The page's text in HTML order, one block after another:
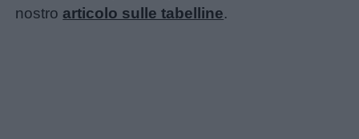
nostroarticolo sulle tabelline.